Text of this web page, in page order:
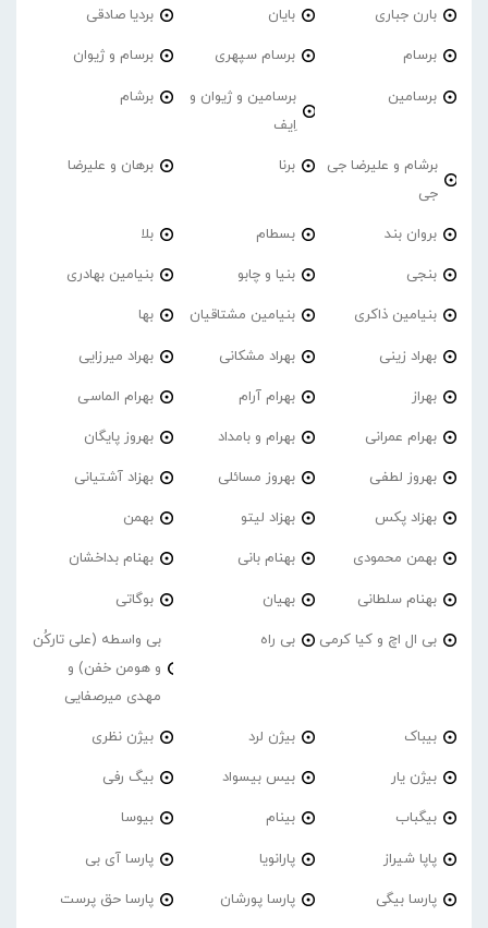
بارن جباری بایان بردیا صادقی
برسام برسام سپهری برسام و ژیوان
برسامین
برسامین و ژیوان و
اِیف
برشام
برشام و علیرضا جی
جی
برنا برهان و علیرضا
بروان بند بسطام بلا
بنجی بنیا و چابو بنیامین بهادری
بنیامین ذاکری بنیامین مشتاقیان بها
بهراد زینی بهراد مشکانی بهراد میرزایی
بهراز بهرام آرام بهرام الماسی
بهرام عمرانی بهرام و بامداد بهروز پایگان
بهروز لطفی بهروز مسائلی بهزاد آشتیانی
بهزاد پکس بهزاد لیتو بهمن
بهمن محمودی بهنام بانی بهنام بداخشان
بهنام سلطانی بهیان بوگاتی
بی ال اچ و کیا کرمی بی راه
بی واسطه (علی تارکُن
و هومن خفن) و
مهدی میرصفایی
بیباک بیژن لرد بیژن نظری
بیژن یار بیس بیسواد بیگ رفی
بیگباب بینام بیوسا
پاپا شیراز پارانویا پارسا آی بی
پارسا بیگی پارسا پورشان پارسا حق پرست